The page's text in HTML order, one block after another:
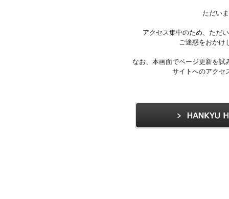
ただい
アクセス集中のため、ただ
ご迷惑をおかけ
なお、本画面でページ更新を
サイトへのアクセ